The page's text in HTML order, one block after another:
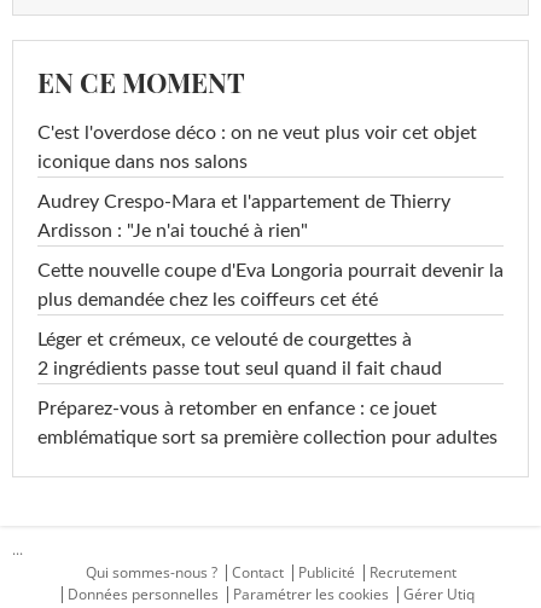
EN CE MOMENT
C'est l'overdose déco : on ne veut plus voir cet objet
iconique dans nos salons
Audrey Crespo-Mara et l'appartement de Thierry
Ardisson : "Je n'ai touché à rien"
Cette nouvelle coupe d'Eva Longoria pourrait devenir la
plus demandée chez les coiffeurs cet été
Léger et crémeux, ce velouté de courgettes à
2 ingrédients passe tout seul quand il fait chaud
Préparez-vous à retomber en enfance : ce jouet
emblématique sort sa première collection pour adultes
...
Qui sommes-nous ?
Contact Publicité
Recrutement
Données personnelles
Paramétrer les cookies
Gérer Utiq